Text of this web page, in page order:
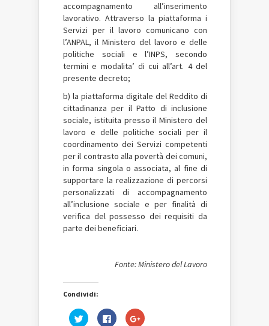
accompagnamento all’inserimento
lavorativo. Attraverso la piattaforma i
Servizi per il lavoro comunicano con
l’ANPAL, il Ministero del lavoro e delle
politiche sociali e l’INPS, secondo
termini e modalita’ di cui all’art. 4 del
presente decreto;
b) la piattaforma digitale del Reddito di
cittadinanza per il Patto di inclusione
sociale, istituita presso il Ministero del
lavoro e delle politiche sociali per il
coordinamento dei Servizi competenti
per il contrasto alla povertà dei comuni,
in forma singola o associata, al fine di
supportare la realizzazione di percorsi
personalizzati di accompagnamento
all’inclusione sociale e per finalità di
verifica del possesso dei requisiti da
parte dei beneficiari.
Fonte: Ministero del Lavoro
Condividi:
Fai
clic
Fai
clic
Fai
clic